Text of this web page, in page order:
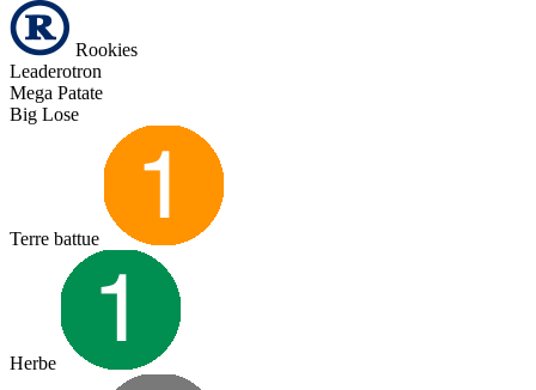
Rookies
Leaderotron
Mega Patate
Big Lose
Terre battue
Herbe